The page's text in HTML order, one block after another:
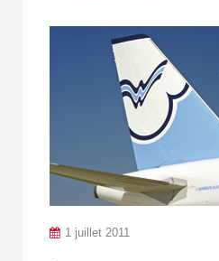
1 juillet 2011